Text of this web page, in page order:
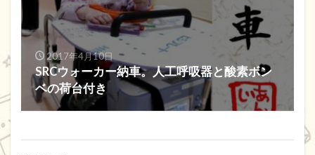
2017年4月10日
SRCウォーカー納車。人工呼吸器と酸素ボン
ベの荷台付き